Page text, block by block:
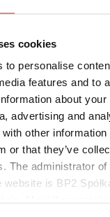
cookies
to personalise
features and to
about
advertising and
other information
or that they’ve
The administrator
website is BP2